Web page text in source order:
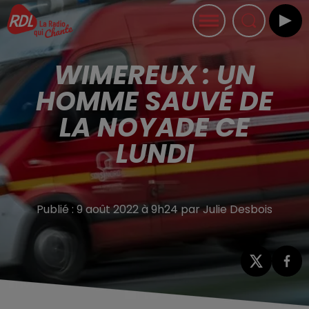
WIMEREUX : UN
HOMME SAUVÉ DE
LA NOYADE CE
LUNDI
Publié : 9 août 2022 à 9h24 par Julie Desbois